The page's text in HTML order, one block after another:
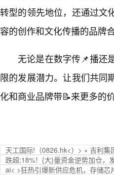
转型的领先地位，还通过文
容的创作和文化传播的品牌
无论是在数字传📌播还
限的发展潜力。让我们共同
化和商业品牌带📝来更多的价
天工国际!（0826.hk<）> × 吉利
跌超;18%！{大}量资金逆势加仓，
ai< >狂热引爆新供应危机，存储